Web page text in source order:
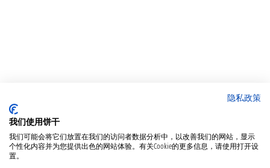
隐私政策
我们使用饼干
我们可能会将它们放置在我们的访问者数据分析中，以改善我们的网站，显示
个性化内容并为您提供出色的网站体验。有关Cookie的更多信息，请使用打开设
置。